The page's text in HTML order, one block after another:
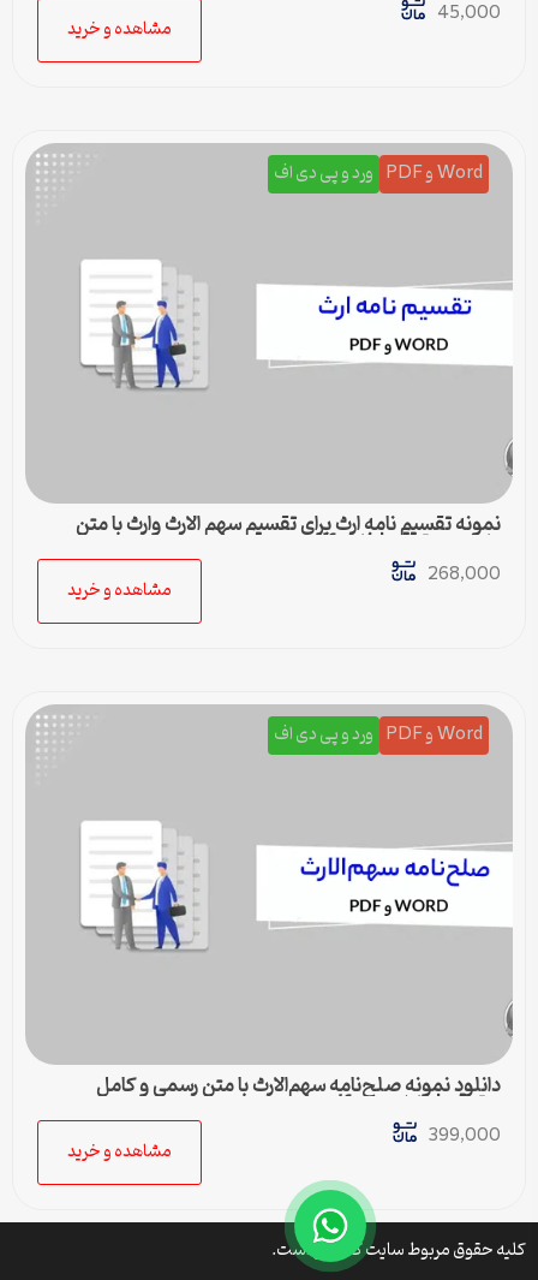
45,000
مشاهده و خرید
Word و PDF ورد و پی دی اف
نمونه تقسیم نامه ارث برای تقسیم سهم الارث وارث با متن
کامل و حقوقی | فایل pdf و ورد
268,000
مشاهده و خرید
Word و PDF ورد و پی دی اف
دانلود نمونه صلح‌نامه سهم‌الارث با متن رسمی و کامل
حقوقی | فایل ورد و pdf
399,000
مشاهده و خرید
کلیه حقوق مربوط سایت کتافایل است.